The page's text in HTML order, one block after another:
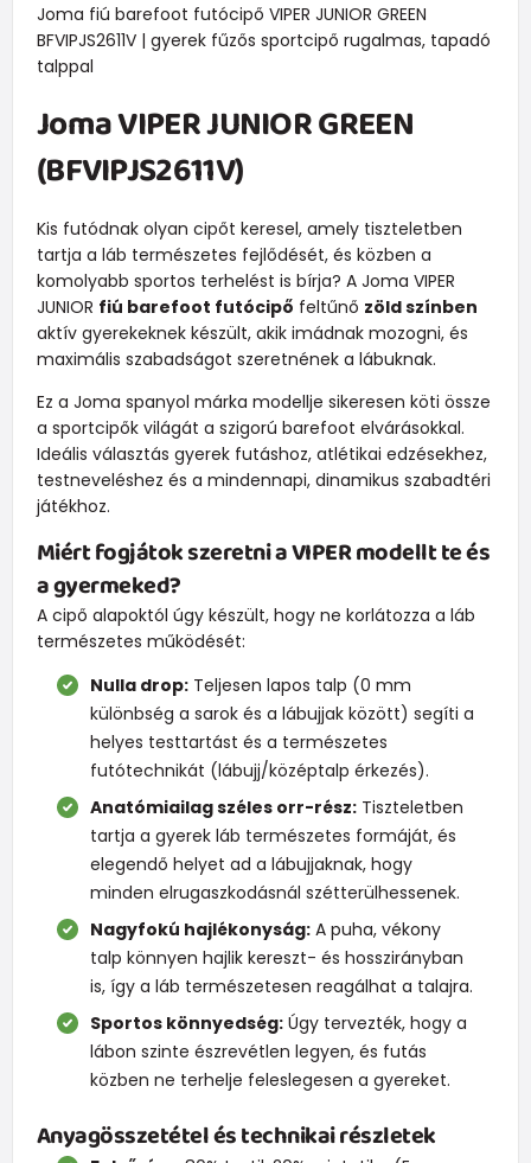
Joma fiú barefoot futócipő VIPER JUNIOR GREEN
BFVIPJS2611V | gyerek fűzős sportcipő rugalmas, tapadó
talppal
Joma VIPER JUNIOR GREEN
(BFVIPJS2611V)
Kis futódnak olyan cipőt keresel, amely tiszteletben
tartja a láb természetes fejlődését, és közben a
komolyabb sportos terhelést is bírja? A Joma VIPER
JUNIOR fiú barefoot futócipő feltűnő zöld színben
aktív gyerekeknek készült, akik imádnak mozogni, és
maximális szabadságot szeretnének a lábuknak.
Ez a Joma spanyol márka modellje sikeresen köti össze
a sportcipők világát a szigorú barefoot elvárásokkal.
Ideális választás gyerek futáshoz, atlétikai edzésekhez,
testneveléshez és a mindennapi, dinamikus szabadtéri
játékhoz.
Miért fogjátok szeretni a VIPER modellt te és
a gyermeked?
A cipő alapoktól úgy készült, hogy ne korlátozza a láb
természetes működését:
Nulla drop: Teljesen lapos talp (0 mm
különbség a sarok és a lábujjak között) segíti a
helyes testtartást és a természetes
futótechnikát (lábujj/középtalp érkezés).
Anatómiailag széles orr-rész: Tiszteletben
tartja a gyerek láb természetes formáját, és
elegendő helyet ad a lábujjaknak, hogy
minden elrugaszkodásnál szétterülhessenek.
Nagyfokú hajlékonyság: A puha, vékony
talp könnyen hajlik kereszt- és hosszirányban
is, így a láb természetesen reagálhat a talajra.
Sportos könnyedség: Úgy tervezték, hogy a
lábon szinte észrevétlen legyen, és futás
közben ne terhelje feleslegesen a gyereket.
Anyagösszetétel és technikai részletek